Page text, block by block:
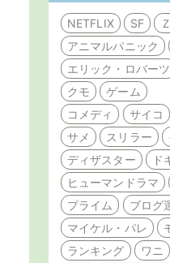
NETFLIX SF
アニマルパニック
エリック・ロバーツ
クモ
ゲーム
コメディ
サイコ
サメ
スリラー
ディザスター
ド
ヒューマンドラマ
プライム
ブログ
マイケル・パレ
ランキング
ワニ